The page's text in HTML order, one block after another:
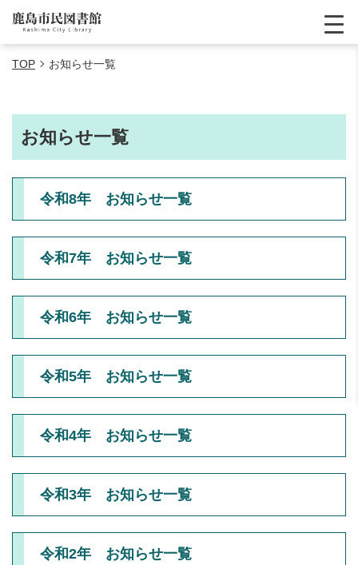
TOP お知らせ一覧
お知らせ一覧
令和8年 お知らせ一覧
令和7年 お知らせ一覧
令和6年 お知らせ一覧
令和5年 お知らせ一覧
令和4年 お知らせ一覧
令和3年 お知らせ一覧
令和2年 お知らせ一覧